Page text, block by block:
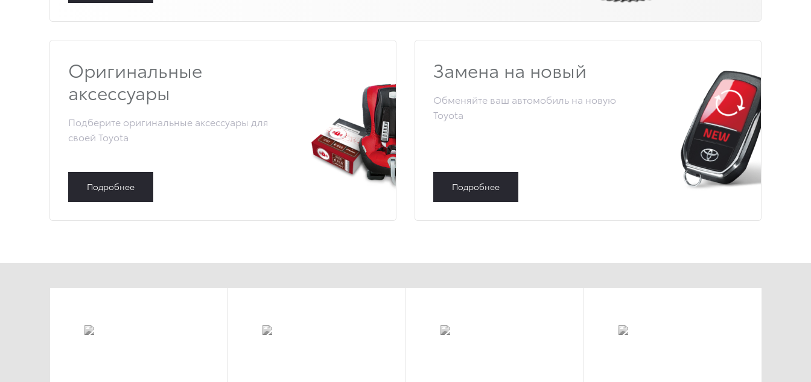
Оригинальные
аксессуары
Подберите оригинальные аксессуары для
своей Toyota
Подробнее
Замена на новый
Обменяйте ваш автомобиль на новую
Toyota
Подробнее